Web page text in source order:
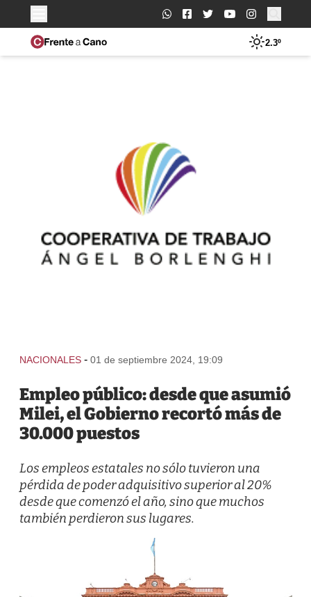
Buscar:
2.3º
NACIONALES - 01 de septiembre 2024, 19:09
Empleo público: desde que asumió
Milei, el Gobierno recortó más de
30.000 puestos
Los empleos estatales no sólo tuvieron una
pérdida de poder adquisitivo superior al 20%
desde que comenzó el año, sino que muchos
también perdieron sus lugares.